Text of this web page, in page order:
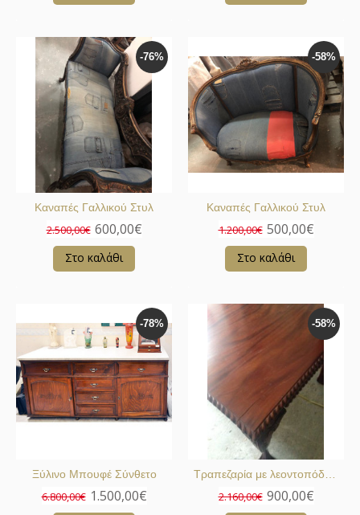
-76%
Καναπές Γαλλικού Στυλ
2.500,00€ 600,00€
Στο καλάθι
-58%
Καναπές Γαλλικού Στυλ
1.200,00€ 500,00€
Στο καλάθι
-78%
Ξύλινο Μπουφέ Σύνθετο
6.800,00€ 1.500,00€
-58%
2.160,00€ 900,00€